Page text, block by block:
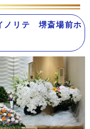
ノリテ 堺斎場前ホ